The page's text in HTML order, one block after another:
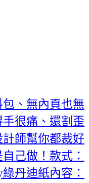
包、無內頁也無
很痛、還割歪
師幫你都裁好
己做！款式：
丹迪紙內容：